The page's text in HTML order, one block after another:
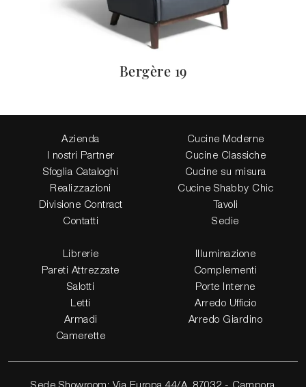
Bergère 19
Azienda
I nostri Partner
Sfoglia Cataloghi
Realizzazioni
Divisione Contract
Contatti
Cucine Moderne
Cucine Classiche
Cucine su misura
Cucine Shabby Chic
Tavoli
Sedie
Librerie
Pareti Attrezzate
Salotti
Letti
Armadi
Camerette
Illuminazione
Complementi
Porte Interne
Arredo Ufficio
Arredo Giardino